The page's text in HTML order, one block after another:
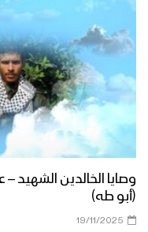
وصايا الخالدين الشهيد
(أبو طه)
19/11/2025